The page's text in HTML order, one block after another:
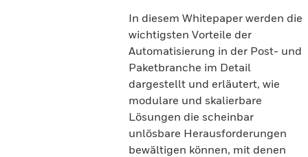
In diesem Whitepaper werden die
wichtigsten Vorteile der
Automatisierung in der Post- und
Paketbranche im Detail
dargestellt und erläutert, wie
modulare und skalierbare
Lösungen die scheinbar
unlösbare Herausforderungen
bewältigen können, mit denen